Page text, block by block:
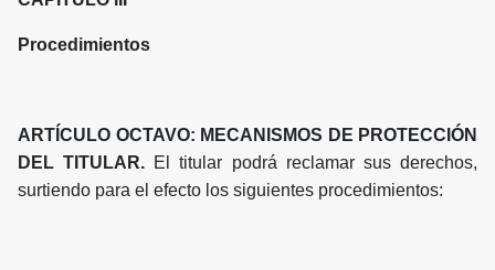
Procedimientos
ARTÍCULO OCTAVO: MECANISMOS DE PROTECCIÓN
DEL TITULAR. El titular podrá reclamar sus derechos,
surtiendo para el efecto los siguientes procedimientos: